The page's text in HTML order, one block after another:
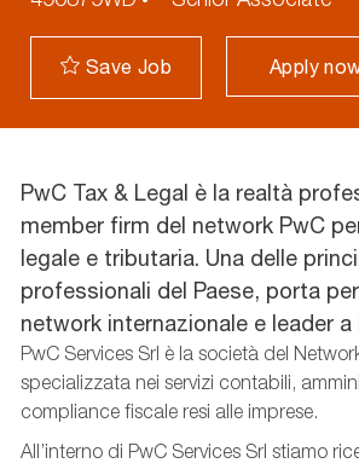
Save Job Apply
PwC Tax & Legal è la realtà
member firm del network PwC
legale e tributaria. Una delle
professionali del Paese, porta
network internazionale e leader a
PwC Services Srl è la società del
specializzata nei servizi contabili,
compliance fiscale resi alle imprese.
All’interno di PwC Services Srl stiamo